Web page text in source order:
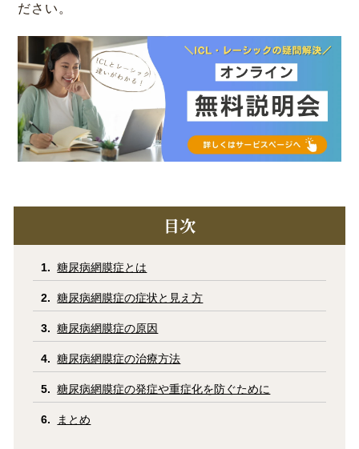
採用情報
サイトマップ プライバシーポリシー
手術キャンセルポリシー
迷惑行為に対するの当院の対応に関して
初診時における情報開示に関して
当医院への営業の窓口について
ださい。
目次
糖尿病網膜症とは
糖尿病網膜症の症状と見え方
糖尿病網膜症の原因
糖尿病網膜症の治療方法
糖尿病網膜症の発症や重症化を防ぐために
まとめ